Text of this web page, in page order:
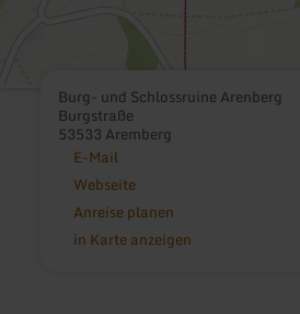
Burg- und Schlossruine Arenberg
Burgstraße
53533 Aremberg
E-Mail
Webseite
Anreise planen
in Karte anzeigen